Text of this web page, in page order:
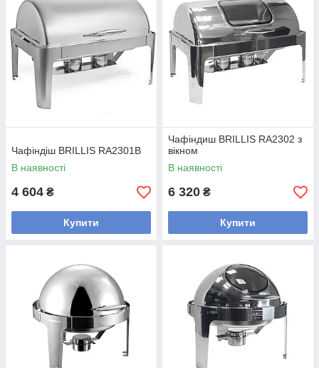
Чафіндіш BRILLIS RA2301B
В наявності
4 604 ₴
Купити
Чафіндиш BRILLIS RA2302 з
вікном
В наявності
6 320 ₴
Купити